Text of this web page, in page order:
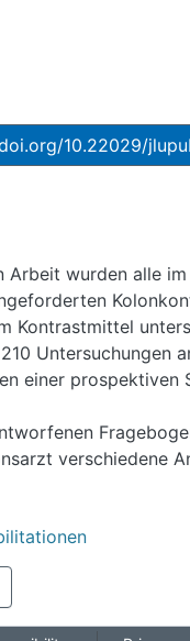
10.22029/
alle im Jahr 2000 im
Kontrastmittel
Untersuchungen
einer prospektiven
verschiedene
) eintragen und
Beitrag des
zur
durchführende